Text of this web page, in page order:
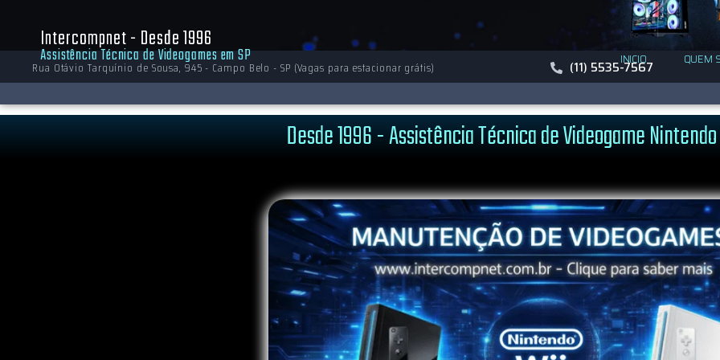
Intercompnet - Desde 1996
Assistência Técnica de Videogames em SP INICIO QUEM
Rua Otávio Tarquínio de Sousa, 945 - Campo Belo - SP (Vagas para estacionar grátis) (11) 5535-7567
Início (11) 5535-7567 (11) 5535-
Desde 1996 - Assistência Técnica de Videogame